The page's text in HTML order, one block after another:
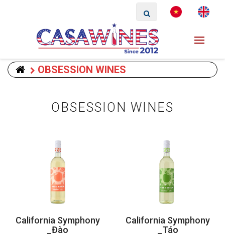
OBSESSION WINES
OBSESSION WINES
California Symphony
_Đào
California Symphony
_Táo